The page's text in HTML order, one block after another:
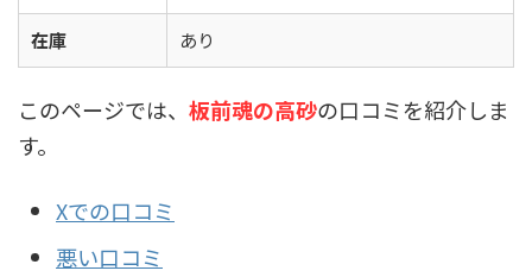
在庫 あり
このページでは、 板前魂の高砂の口コミを紹介しま
す。
Xでの口コミ
悪い口コミ